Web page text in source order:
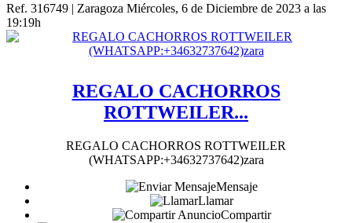
Ref. 316749 | Zaragoza Miércoles, 6 de Diciembre de 2023 a las
19:19h
REGALO CACHORROS
ROTTWEILER...
REGALO CACHORROS ROTTWEILER
(WHATSAPP:+34632737642)zara
Mensaje
Llamar
Compartir